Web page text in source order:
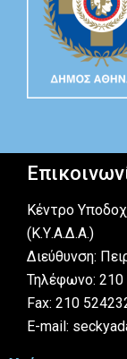
Κέντρο
(Κ.Υ.Α.Δ.Α.)
Διεύθυνση:
Τηλέφωνο:
Fax: 210
E-mail: